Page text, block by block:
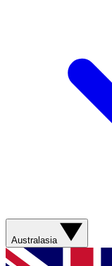
Australasia